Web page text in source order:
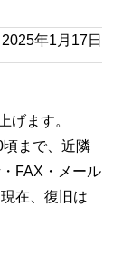
2025年1月17日
げます。
まで、近隣
FAX・メール
在、復旧は